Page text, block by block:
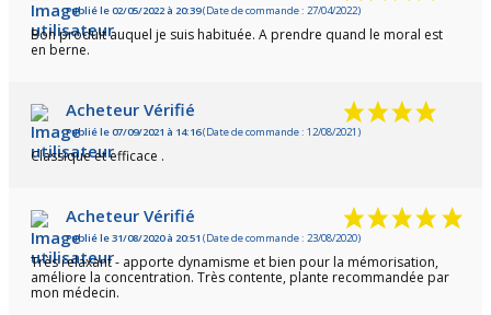
Publié le 02/05/2022 à 20:39(Date de commande : 27/04/2022)
Bon produit auquel je suis habituée. A prendre quand le moral est
en berne.
Acheteur Vérifié
Publié le 07/09/2021 à 14:16(Date de commande : 12/08/2021)
Classique et efficace .
Acheteur Vérifié
Publié le 31/08/2020 à 20:51 (Date de commande : 23/08/2020)
Très relaxant - apporte dynamisme et bien pour la mémorisation,
améliore la concentration. Très contente, plante recommandée par
mon médecin.